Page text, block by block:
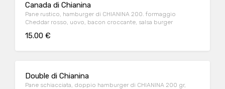
Canada di Chianina
Pane rustico, hamburger di CHIANINA 200. formaggio
Cheddar rosso, uovo, bacon croccante, salsa burger
15.00 €
Double di Chianina
Pane schiacciata, doppio hamburger di CHIANINA 200 gr,